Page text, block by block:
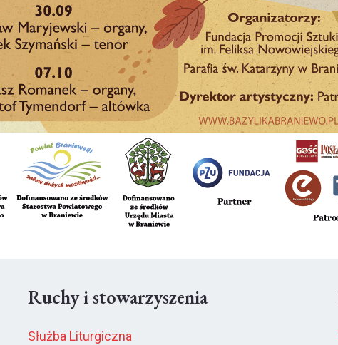
Ruchy i stowarzyszenia
Służba Liturgiczna